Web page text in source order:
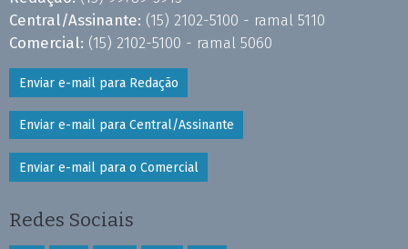
Central/Assinante: (15) 2102-5100 - ramal 5110
Comercial: (15) 2102-5100 - ramal 5060
Enviar e-mail para Redação
Enviar e-mail para Central/Assinante
Enviar e-mail para o Comercial
Redes Sociais